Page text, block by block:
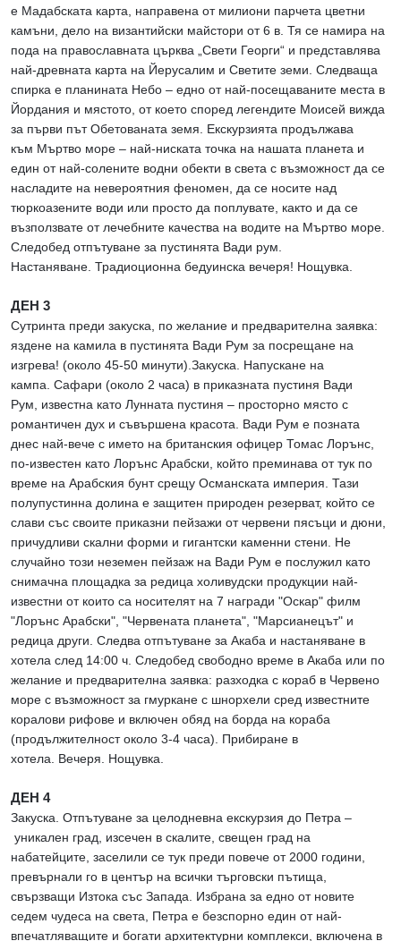
е Мадабската карта, направена от милиони парчета цветни
камъни, дело на византийски майстори от 6 в. Тя се намира на
пода на православната църква „Свети Георги“ и представлява
най-древната карта на Йерусалим и Светите земи. Следваща
спирка е планината Небо – едно от най-посещаваните места в
Йордания и мястото, от което според легендите Моисей вижда
за първи път Обетованата земя. Екскурзията продължава
към Мъртво море – най-ниската точка на нашата планета и
един от най-солените водни обекти в света с възможност да се
насладите на невероятния феномен, да се носите над
тюркоазените води или просто да поплувате, както и да се
възползвате от лечебните качества на водите на Мъртво море.
Следобед отпътуване за пустинята Вади рум.
Настаняване. Традиоционна бедуинска вечеря! Нощувка.
ДЕН 3
Сутринта преди закуска, по желание и предварителна заявка:
яздене на камила в пустинята Вади Рум за посрещане на
изгрева! (около 45-50 минути).Закуска. Напускане на
кампа. Сафари (около 2 часа) в приказната пустиня Вади
Рум, известна като Лунната пустиня – просторно място с
романтичен дух и съвършена красота. Вади Рум е позната
днес най-вече с името на британския офицер Томас Лорънс,
по-известен като Лорънс Арабски, който преминава от тук по
време на Арабския бунт срещу Османската империя. Тази
полупустинна долина е защитен природен резерват, който се
слави със своите приказни пейзажи от червени пясъци и дюни,
причудливи скални форми и гигантски каменни стени. Не
случайно този неземен пейзаж на Вади Рум е послужил като
снимачна площадка за редица холивудски продукции най-
известни от които са носителят на 7 награди "Оскар" филм
"Лорънс Арабски", "Червената планета", "Марсианецът" и
редица други. Следва отпътуване за Акаба и настаняване в
хотела след 14:00 ч. Следобед свободно време в Акаба или по
желание и предварителна заявка: разходка с кораб в Червено
море с възможност за гмуркане с шнорхели сред известните
коралови рифове и включен обяд на борда на кораба
(продължителност около 3-4 часа). Прибиране в
хотела. Вечеря. Нощувка.
ДЕН 4
Закуска. Отпътуване за целодневна екскурзия до Петра –
уникален град, изсечен в скалите, свещен град на
набатейците, заселили се тук преди повече от 2000 години,
превърнали го в център на всички търговски пътища,
свързващи Изтока със Запада. Избрана за едно от новите
седем чудеса на света, Петра е безспорно един от най-
впечатляващите и богати архитектурни комплекси, включена в